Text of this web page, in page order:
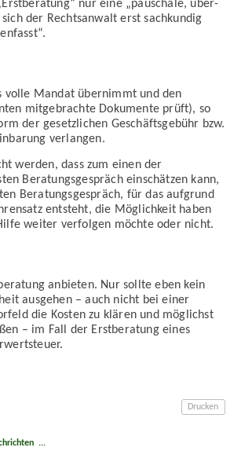
nur eine „pauschale, über­
der Rechtsanwalt erst sachkundig
volle Mandat übernimmt und den
mit­gebrachte Dokumente prüft), so
der gesetzlichen Geschäfts­gebühr bzw.
verlangen.
werden, dass zum einen der
Beratungs­gespräch einschätzen kann,
Beratungs­gespräch, für das aufgrund
entsteht, die Möglichkeit haben
weiter verfolgen möchte oder nicht.
anbieten. Nur sollte eben kein
ausgehen – auch nicht bei einer
die Kosten zu klären und möglichst
– im Fall der Erst­beratung eines
Drucken
...